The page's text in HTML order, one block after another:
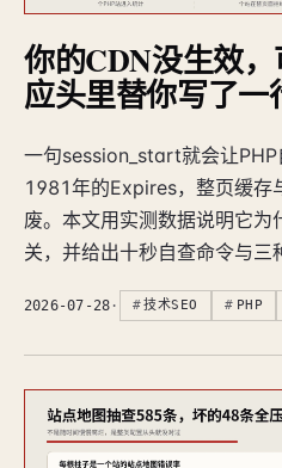
你的CDN没生效
应头里替你写了一
一句session_start就会让
1981年的Expires，整页缓存
废。本文用实测数据说明它为
关，并给出十秒自查命令与三
2026-07-28 · 技术SEO PHP